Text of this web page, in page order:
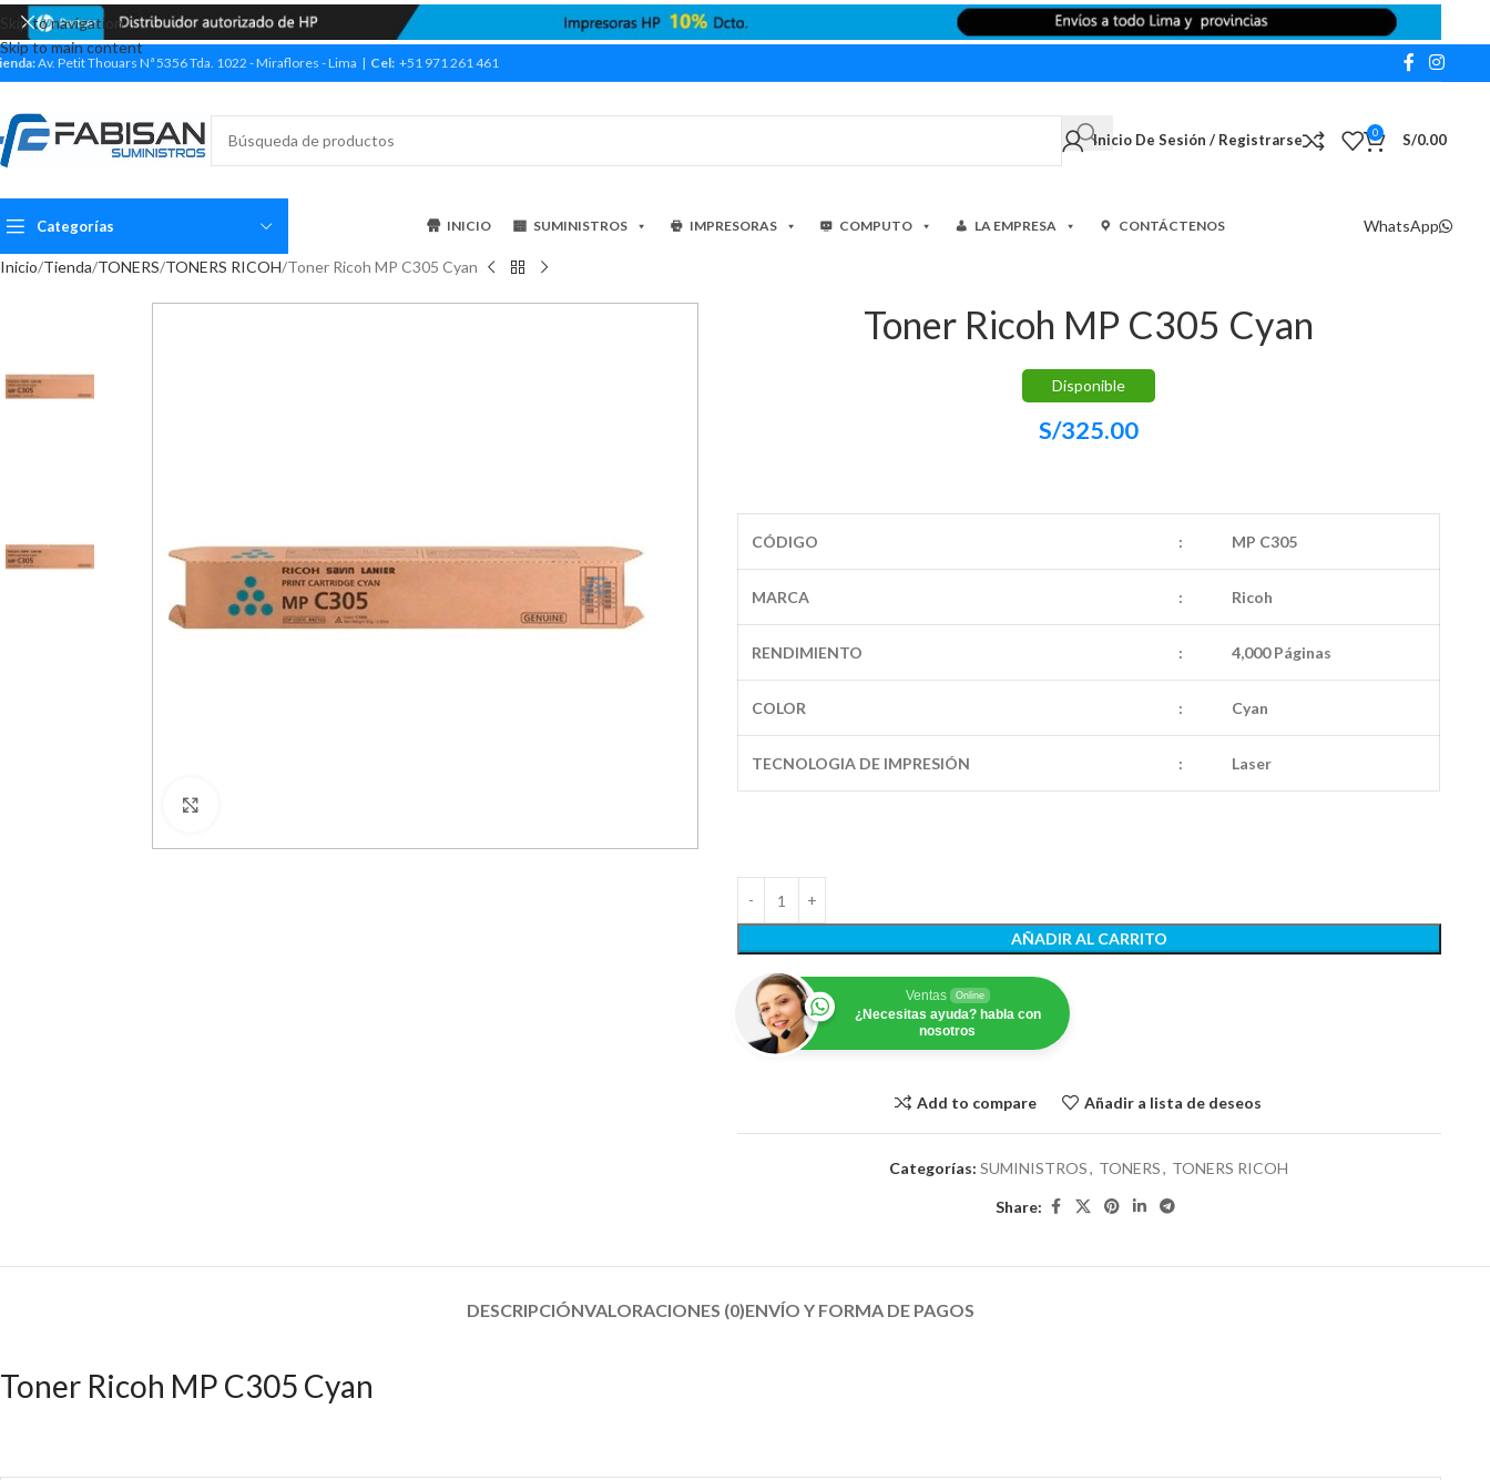
Skip to navigation
Skip to main content
Av. Petit Thouars Nª 5356 Tda. 1022 - Miraflores - Lima | Cel: +51 971 261 461
Inicio De Sesión / Registrarse 0 S/0.00
Categorías INICIO SUMINISTROS IMPRESORAS COMPUTO LA EMPRESA CONTÁCTENOS WhatsApp
Inicio Tienda TONERS TONERS RICOH Toner Ricoh MP C305 Cyan
Toner Ricoh MP C305 Cyan
Disponible
S/325.00
CÓDIGO : MP C305
MARCA : Ricoh
RENDIMIENTO : 4,000 Páginas
COLOR : Cyan
TECNOLOGIA DE IMPRESIÓN : Laser
AÑADIR AL CARRITO
Ventas Online
¿Necesitas ayuda? habla con
nosotros
Add to compare Añadir a lista de deseos
Categorías: SUMINISTROS , TONERS , TONERS RICOH
Share:
DESCRIPCIÓNVALORACIONES (0)ENVÍO Y FORMA DE PAGOS​
Toner Ricoh MP C305 Cyan